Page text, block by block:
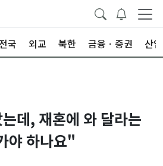
전국 외교 북한 금융ㆍ증권 산업
데, 재혼에 와 달라는
야 하나요"